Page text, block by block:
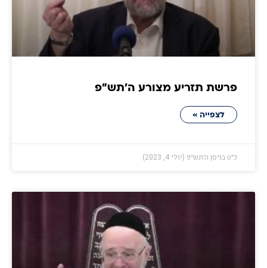
פרשת תזריע מצורע ה׳תש״פ
לצפייה »
כ״ט בניסן ה׳תש״פ (יולי 4, 2023)